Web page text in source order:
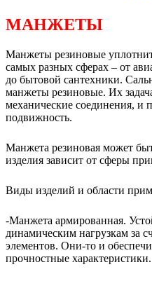
МАНЖЕТЫ
Манжеты резиновые
самых разных сферах – от
до бытовой сантехники.
манжеты резиновые. Их
механические соединения, и
подвижность.
Манжета резиновая может
изделия зависит от сферы
Виды изделий и области
-Манжета армированная.
динамическим нагрузкам за
элементов. Они-то и
прочностные характеристики.